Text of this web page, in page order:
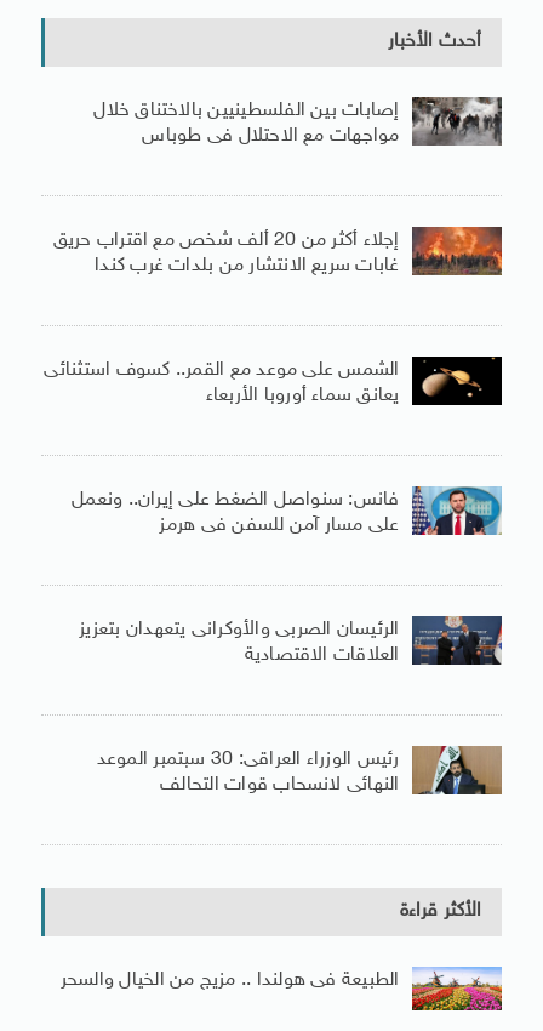
أحدث الأخبار
إصابات بين الفلسطينيين بالاختناق خلال
مواجهات مع الاحتلال فى طوباس
إجلاء أكثر من 20 ألف شخص مع اقتراب حريق
غابات سريع الانتشار من بلدات غرب كندا
الشمس على موعد مع القمر.. كسوف استثنائى
يعانق سماء أوروبا الأربعاء
فانس: سنواصل الضغط على إيران.. ونعمل
على مسار آمن للسفن فى هرمز
الرئيسان الصربى والأوكرانى يتعهدان بتعزيز
العلاقات الاقتصادية
رئيس الوزراء العراقى: 30 سبتمبر الموعد
النهائى لانسحاب قوات التحالف
الأكثر قراءة
الطبيعة فى هولندا .. مزيج من الخيال والسحر